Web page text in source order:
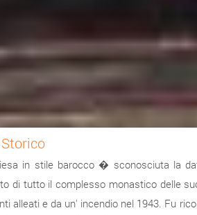
Storico
in stile barocco � sconosciuta la
di tutto il complesso monastico delle
alleati e da un' incendio nel 1943. Fu